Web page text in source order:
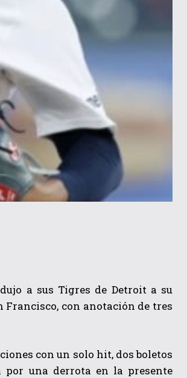
a sus Tigres de Detroit a su
Francisco, con anotación de tres
con un solo hit, dos boletos
una derrota en la presente